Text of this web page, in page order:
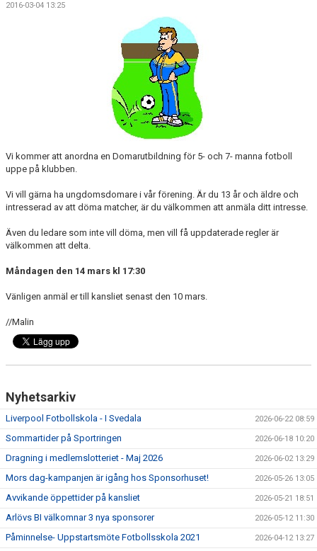
MATCHER
VÅRA KLUBBKLÄDER
HITTA HIT
2016-03-04 13:25
Vi kommer att anordna en Domarutbildning för 5- och 7- manna fotboll
uppe på klubben.
Vi vill gärna ha ungdomsdomare i vår förening. Är du 13 år och äldre och
intresserad av att döma matcher, är du välkommen att anmäla ditt intresse.
Även du ledare som inte vill döma, men vill få uppdaterade regler är
välkommen att delta.
Måndagen den 14 mars kl 17:30
Vänligen anmäl er till kansliet senast den 10 mars.
//Malin
Nyhetsarkiv
Liverpool Fotbollskola - I Svedala 2026-06-22 08:59
Sommartider på Sportringen 2026-06-18 10:20
Dragning i medlemslotteriet - Maj 2026 2026-06-02 13:29
Mors dag-kampanjen är igång hos Sponsorhuset! 2026-05-26 13:05
Avvikande öppettider på kansliet 2026-05-21 18:51
Arlövs BI välkomnar 3 nya sponsorer 2026-05-12 11:30
Påminnelse- Uppstartsmöte Fotbollsskola 2021 2026-04-12 13:27